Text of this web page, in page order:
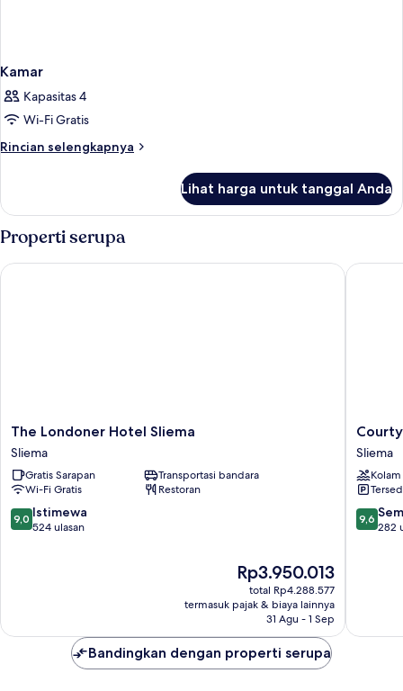
Kamar
Kapasitas 4
Wi-Fi Gratis
Rincian selengkapnya
Rincian
Kamar
Lihat harga untuk tanggal Anda
Properti serupa
The
Londoner
Hotel
Sliema
Sliema
The Londoner Hotel Sliema
Sliema
Gratis Sarapan
Transportasi bandara
Wi-Fi Gratis
Restoran
9.0
dari
9,0 Istimewa
524 ulasan
Harga
sekarang
Rp3.950.013
Rp3.950.013
total Rp4.288.577
termasuk pajak & biaya lainnya
31 Agu - 1 Sep
The Londoner Hotel Sliema
by
Marriott
Sliema
Sliema
Sliema
9.6
dari
9,6
282
Bandingkan dengan properti serupa